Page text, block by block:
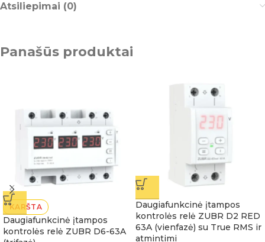
Atsiliepimai (0)
Panašūs produktai
KARŠTA
Daugiafunkcinė įtampos
kontrolės relė ZUBR D6-63A
Daugiafunkcinė įtampos
kontrolės relė ZUBR D2 RED
63A (vienfazė) su True RMS ir
atmintimi